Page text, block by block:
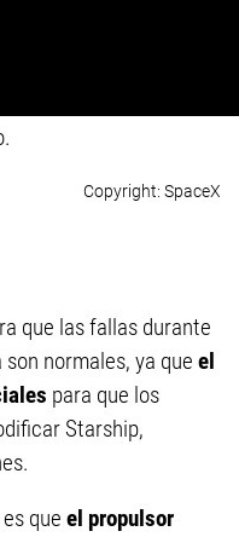
SpaceX
que las fallas durante
normales, ya que el
para que los
Starship,
que el propulsor